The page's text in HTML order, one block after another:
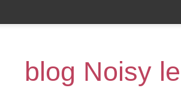
blog Noisy